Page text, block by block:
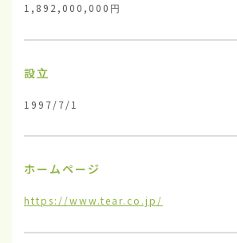
1,892,000,000円
設立
1997/7/1
ホームページ
https://www.tear.co.jp/